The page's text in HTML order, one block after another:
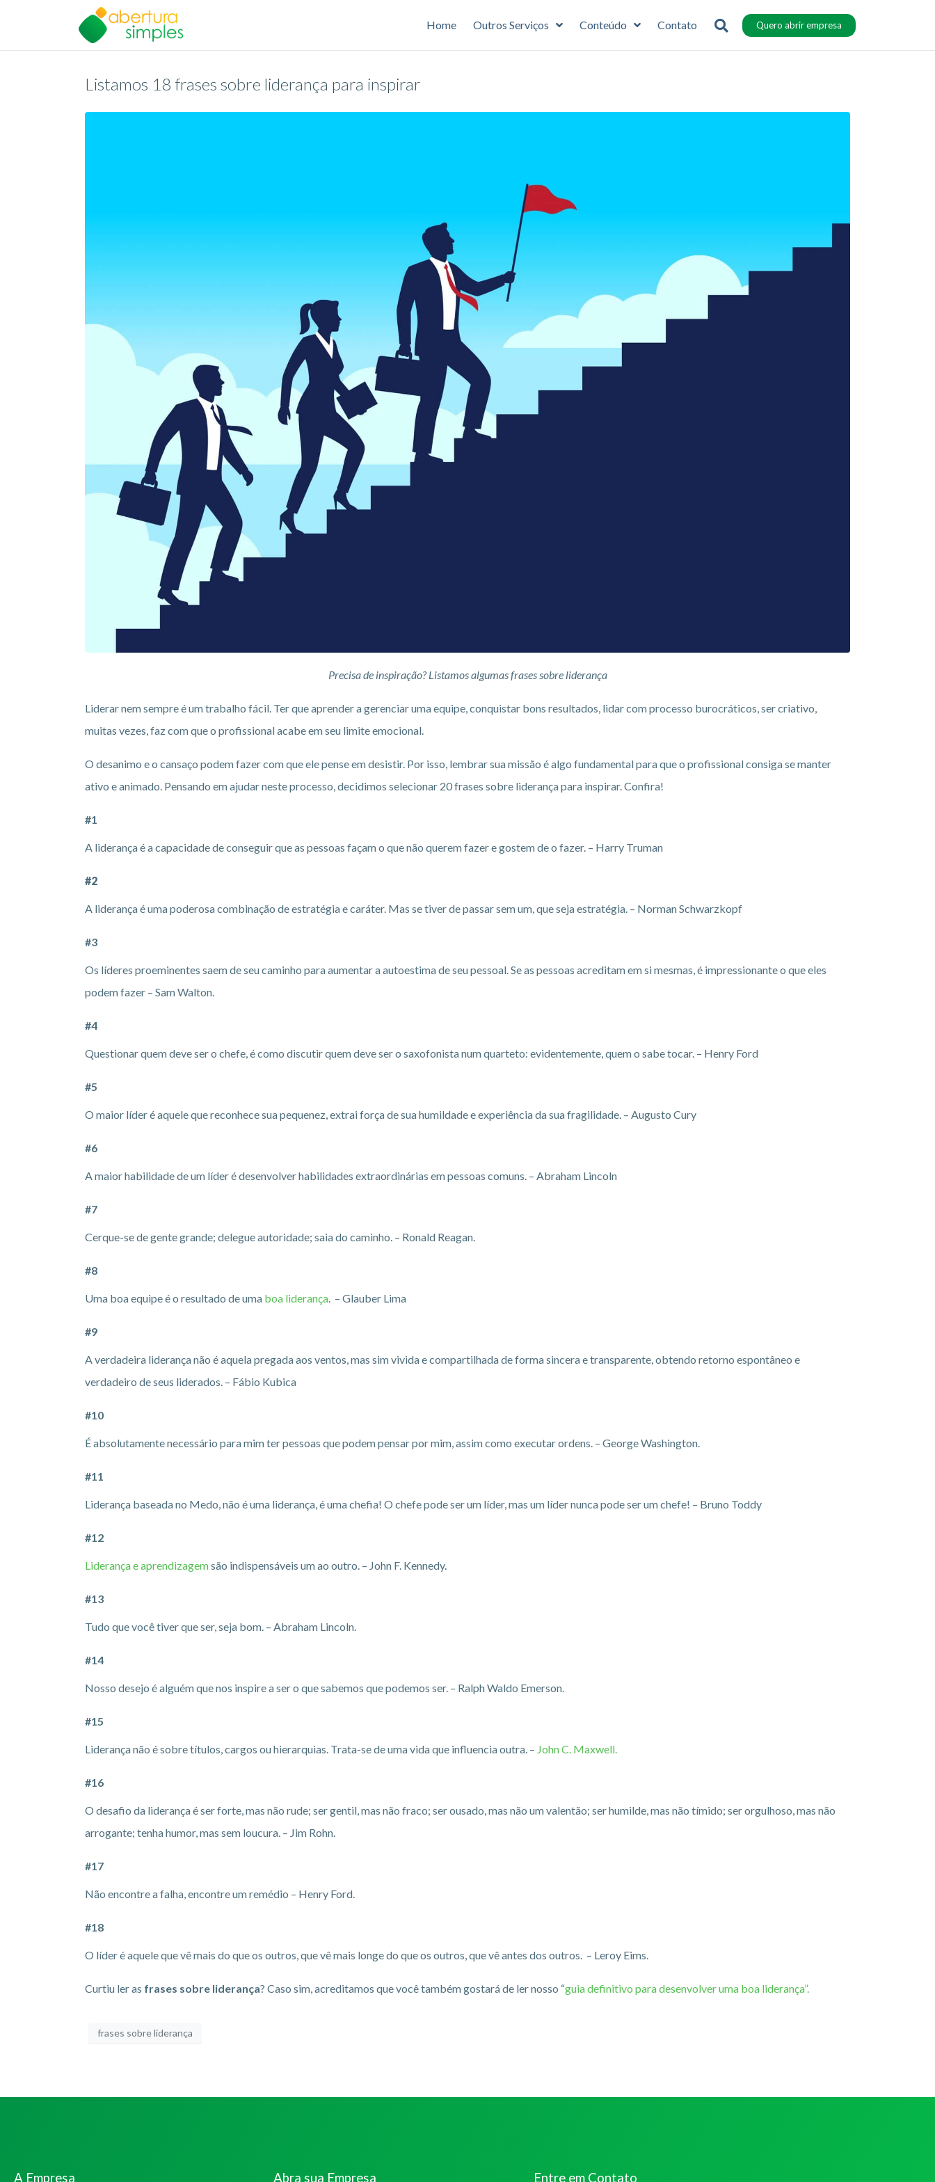
Home Outros Serviços Conteúdo Contato Quero abrir empresa
Listamos 18 frases sobre liderança para inspirar
Precisa de inspiração? Listamos algumas frases sobre liderança
Liderar nem sempre é um trabalho fácil. Ter que aprender a gerenciar uma equipe, conquistar bons resultados, lidar com processo burocráticos, ser criativo,
muitas vezes, faz com que o profissional acabe em seu limite emocional.
O desanimo e o cansaço podem fazer com que ele pense em desistir. Por isso, lembrar sua missão é algo fundamental para que o profissional consiga se manter
ativo e animado. Pensando em ajudar neste processo, decidimos selecionar 20 frases sobre liderança para inspirar. Confira!
#1
A liderança é a capacidade de conseguir que as pessoas façam o que não querem fazer e gostem de o fazer. – Harry Truman
#2
A liderança é uma poderosa combinação de estratégia e caráter. Mas se tiver de passar sem um, que seja estratégia. – Norman Schwarzkopf
#3
Os líderes proeminentes saem de seu caminho para aumentar a autoestima de seu pessoal. Se as pessoas acreditam em si mesmas, é impressionante o que eles
podem fazer – Sam Walton.
#4
Questionar quem deve ser o chefe, é como discutir quem deve ser o saxofonista num quarteto: evidentemente, quem o sabe tocar. – Henry Ford
#5
O maior líder é aquele que reconhece sua pequenez, extrai força de sua humildade e experiência da sua fragilidade. – Augusto Cury
#6
A maior habilidade de um líder é desenvolver habilidades extraordinárias em pessoas comuns. – Abraham Lincoln
#7
Cerque-se de gente grande; delegue autoridade; saia do caminho. – Ronald Reagan.
#8
Uma boa equipe é o resultado de uma boa liderança. – Glauber Lima
#9
A verdadeira liderança não é aquela pregada aos ventos, mas sim vivida e compartilhada de forma sincera e transparente, obtendo retorno espontâneo e
verdadeiro de seus liderados. – Fábio Kubica
#10
É absolutamente necessário para mim ter pessoas que podem pensar por mim, assim como executar ordens. – George Washington.
#11
Liderança baseada no Medo, não é uma liderança, é uma chefia! O chefe pode ser um líder, mas um líder nunca pode ser um chefe! – Bruno Toddy
#12
Liderança e aprendizagemsão indispensáveis um ao outro. – John F. Kennedy.
#13
Tudo que você tiver que ser, seja bom. – Abraham Lincoln.
#14
Nosso desejo é alguém que nos inspire a ser o que sabemos que podemos ser. – Ralph Waldo Emerson.
#15
Liderança não é sobre títulos, cargos ou hierarquias. Trata-se de uma vida que influencia outra. – John C. Maxwell.
#16
O desafio da liderança é ser forte, mas não rude; ser gentil, mas não fraco; ser ousado, mas não um valentão; ser humilde, mas não tímido; ser orgulhoso, mas não
arrogante; tenha humor, mas sem loucura. – Jim Rohn.
#17
Não encontre a falha, encontre um remédio – Henry Ford.
#18
O líder é aquele que vê mais do que os outros, que vê mais longe do que os outros, que vê antes dos outros. – Leroy Eims.
Curtiu ler as frases sobre liderança? Caso sim, acreditamos que você também gostará de ler nosso “guia definitivo para desenvolver uma boa liderança”.
frases sobre liderança
A Empresa Abra sua Empresa Entre em Contato